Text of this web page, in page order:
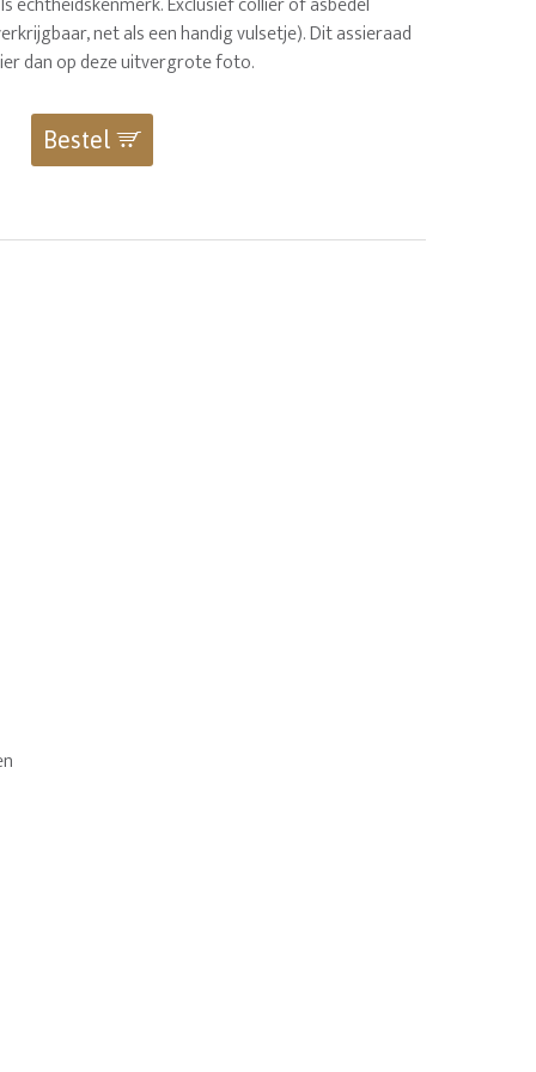
net als een handig vulsetje). Dit assieraad
dan op deze uitvergrote foto.
Bestel